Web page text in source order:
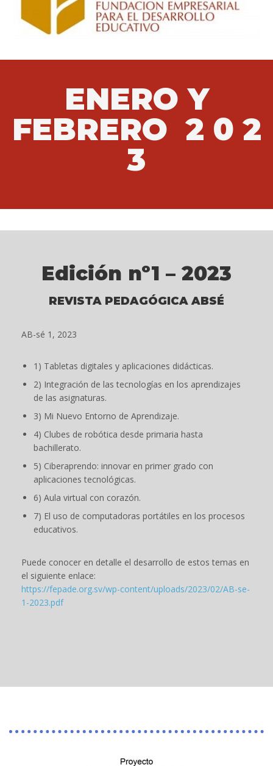
ENERO Y
FEBRERO 2 0 2
3
Edición nº1 – 2023
REVISTA PEDAGÓGICA ABSÉ
AB-sé 1, 2023
1) Tabletas digitales y aplicaciones didácticas.
2) Integración de las tecnologías en los aprendizajes
de las asignaturas.
3) Mi Nuevo Entorno de Aprendizaje.
4) Clubes de robótica desde primaria hasta
bachillerato.
5) Ciberaprendo: innovar en primer grado con
aplicaciones tecnológicas.
6) Aula virtual con corazón.
7) El uso de computadoras portátiles en los procesos
educativos.
Puede conocer en detalle el desarrollo de estos temas en
el siguiente enlace:
https://fepade.org.sv/wp-content/uploads/2023/02/AB-se-
1-2023.pdf